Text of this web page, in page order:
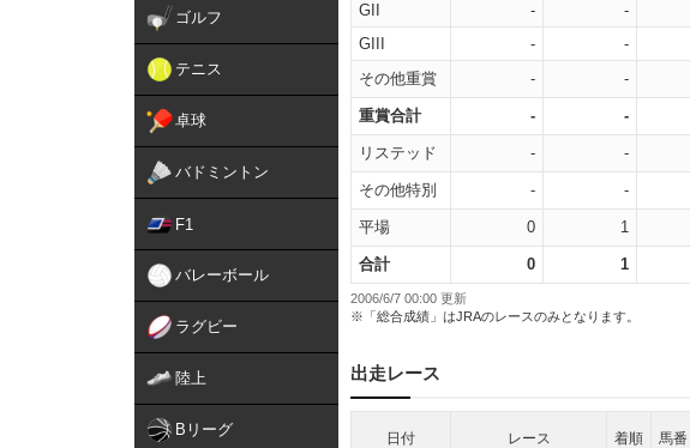
ゴルフ
テニス
卓球
バドミントン
F1
バレーボール
ラグビー
陸上
Bリーグ
GII
- -
GIII
- -
その他重賞
- -
重賞合計 - -
リステッド - -
その他特別 - -
平場 0 1
合計 0 1
2006/6/7 00:00 更新
※「総合成績」はJRAのレースのみとなります。
出走レース
日付 レース 着順 馬番